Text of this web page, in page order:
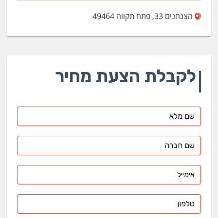
הצנחנים 33, פתח תקווה 49464
לקבלת הצעת מחיר